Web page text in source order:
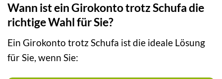
Wann ist ein Girokonto trotz Schufa die
richtige Wahl für Sie?
Ein Girokonto trotz Schufa ist die ideale Lösung
für Sie, wenn Sie: